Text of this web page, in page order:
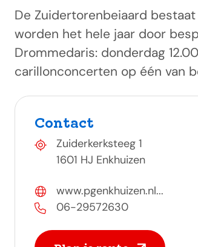
De Zuidertorenbeiaard
worden het hele jaar door
Drommedaris: donderdag
carillonconcerten op één van
Contact
Zuiderkerksteeg 1
1601 HJ Enkhuizen
www.pgenkhuizen.nl...
06-29572630